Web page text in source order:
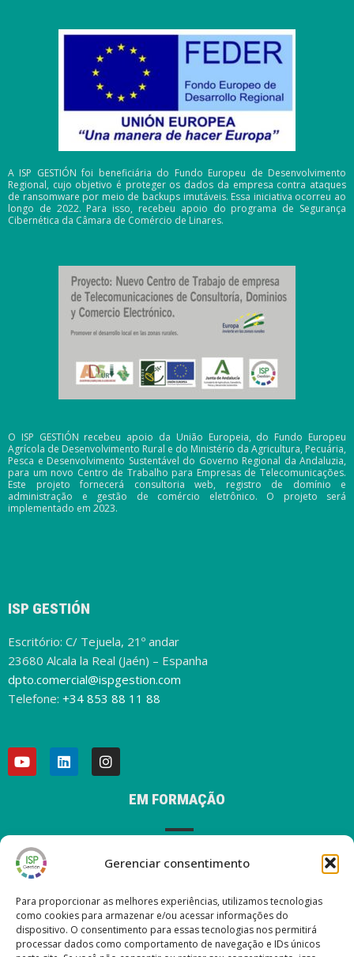
Gerenciar consentimento
Para proporcionar as melhores experiências, utilizamos tecnologias
como cookies para armazenar e/ou acessar informações do
dispositivo. O consentimento para essas tecnologias nos permitirá
processar dados como comportamento de navegação e IDs únicos
A ISP GESTIÓN foi beneficiária do Fundo Europeu de Desenvolvimento
Regional, cujo objetivo é proteger os dados da empresa contra ataques
de ransomware por meio de backups imutáveis. Essa iniciativa ocorreu ao
longo de 2022. Para isso, recebeu apoio do programa de Segurança
Cibernética da Câmara de Comércio de Linares.
O ISP GESTIÓN recebeu apoio da União Europeia, do Fundo Europeu
Agrícola de Desenvolvimento Rural e do Ministério da Agricultura, Pecuária,
Pesca e Desenvolvimento Sustentável do Governo Regional da Andaluzia,
para um novo Centro de Trabalho para Empresas de Telecomunicações.
Este projeto fornecerá consultoria web, registro de domínio e
administração e gestão de comércio eletrônico. O projeto será
implementado em 2023.
ISP GESTIÓN
Escritório: C/ Tejuela, 21º andar
23680 Alcala la Real (Jaén) – Espanha
dpto.comercial@ispgestion.com
Telefone: +34 853 88 11 88
EM FORMAÇÃO
ÚLTIMAS POSTAGENS EM NOSSO BLOG